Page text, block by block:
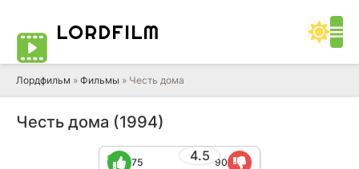
LORDFILM
Лордфильм » Фильмы » Честь дома
Честь дома (1994)
4.5
75 90